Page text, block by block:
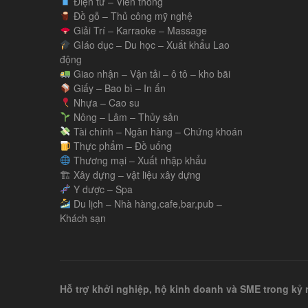
Đồ gỗ – Thủ công mỹ nghệ
Giải Trí – Karraoke – Massage
GIáo dục – Du học – Xuất khẩu Lao
động
Giao nhận – Vận tải – ô tô – kho bãi
Giấy – Bao bì – In ấn
Nhựa – Cao su
Nông – Lâm – Thủy sản
Tài chính – Ngân hàng – Chứng khoán
Thực phẩm – Đồ uống
Thương mại – Xuất nhập khẩu
🏗 Xây dựng – vật liệu xây dựng
Y dược – Spa
Du lịch – Nhà hàng,cafe,bar,pub –
Khách sạn
Hỗ trợ khởi nghiệp, hộ kinh doanh và SME trong kỷ